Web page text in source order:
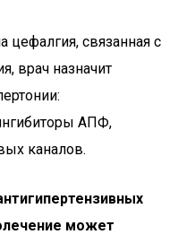
цефалгия, связанная с
врач назначит
АПФ,
каналов.
может